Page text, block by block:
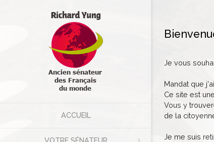
ACCUEIL
VOTRE SÉNATEUR
Je vous
Mandat que
Ce site est
Vous y
de la
Je me suis